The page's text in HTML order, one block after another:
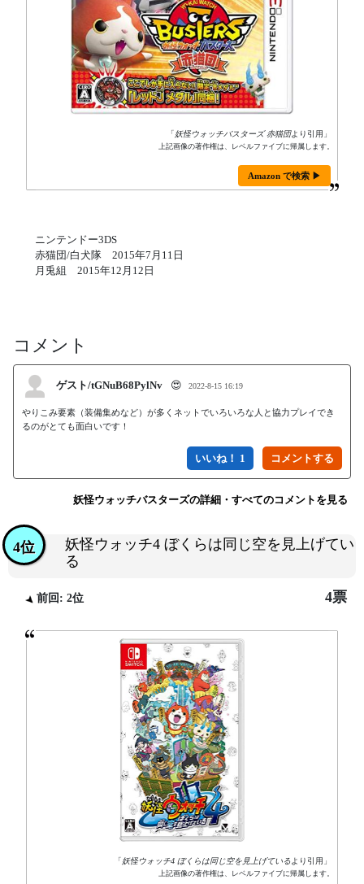
「妖怪ウォッチバスターズ 赤猫団より引用」
上記画像の著作権は、レベルファイブに帰属します。
Amazon で検索 ▶
ニンテンドー3DS
赤猫団/白犬隊 2015年7月11日
月兎組 2015年12月12日
コメント
ゲスト/tGNuB68PylNv 😍 2022-8-15 16:19
やりこみ要素（装備集めなど）が多くネットでいろいろな人と協力プレイでき
いいね！ 1
妖怪ウォッチバスターズの詳細・すべてのコメントを見る
妖怪ウォッチ4 ぼくらは同じ空を見上げてい
る
4位
前回: 2位 4票
「妖怪ウォッチ4 ぼくらは同じ空を見上げているより引用」
上記画像の著作権は、レベルファイブに帰属します。